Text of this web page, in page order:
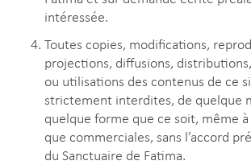
intéressée.
Toutes copies, modifications,
projections, diffusions,
ou utilisations des contenus de ce
strictement interdites, de quelque
quelque forme que ce soit, même
que commerciales, sans l’accord
du Sanctuaire de Fatima.